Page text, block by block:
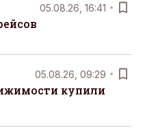
05.08.26, 16:41
05.08.26, 09:29
купили